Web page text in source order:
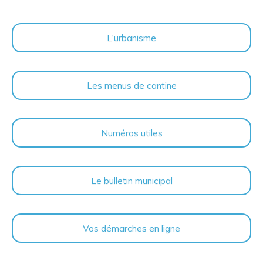
L'urbanisme
Les menus de cantine
Numéros utiles
Le bulletin municipal
Vos démarches en ligne